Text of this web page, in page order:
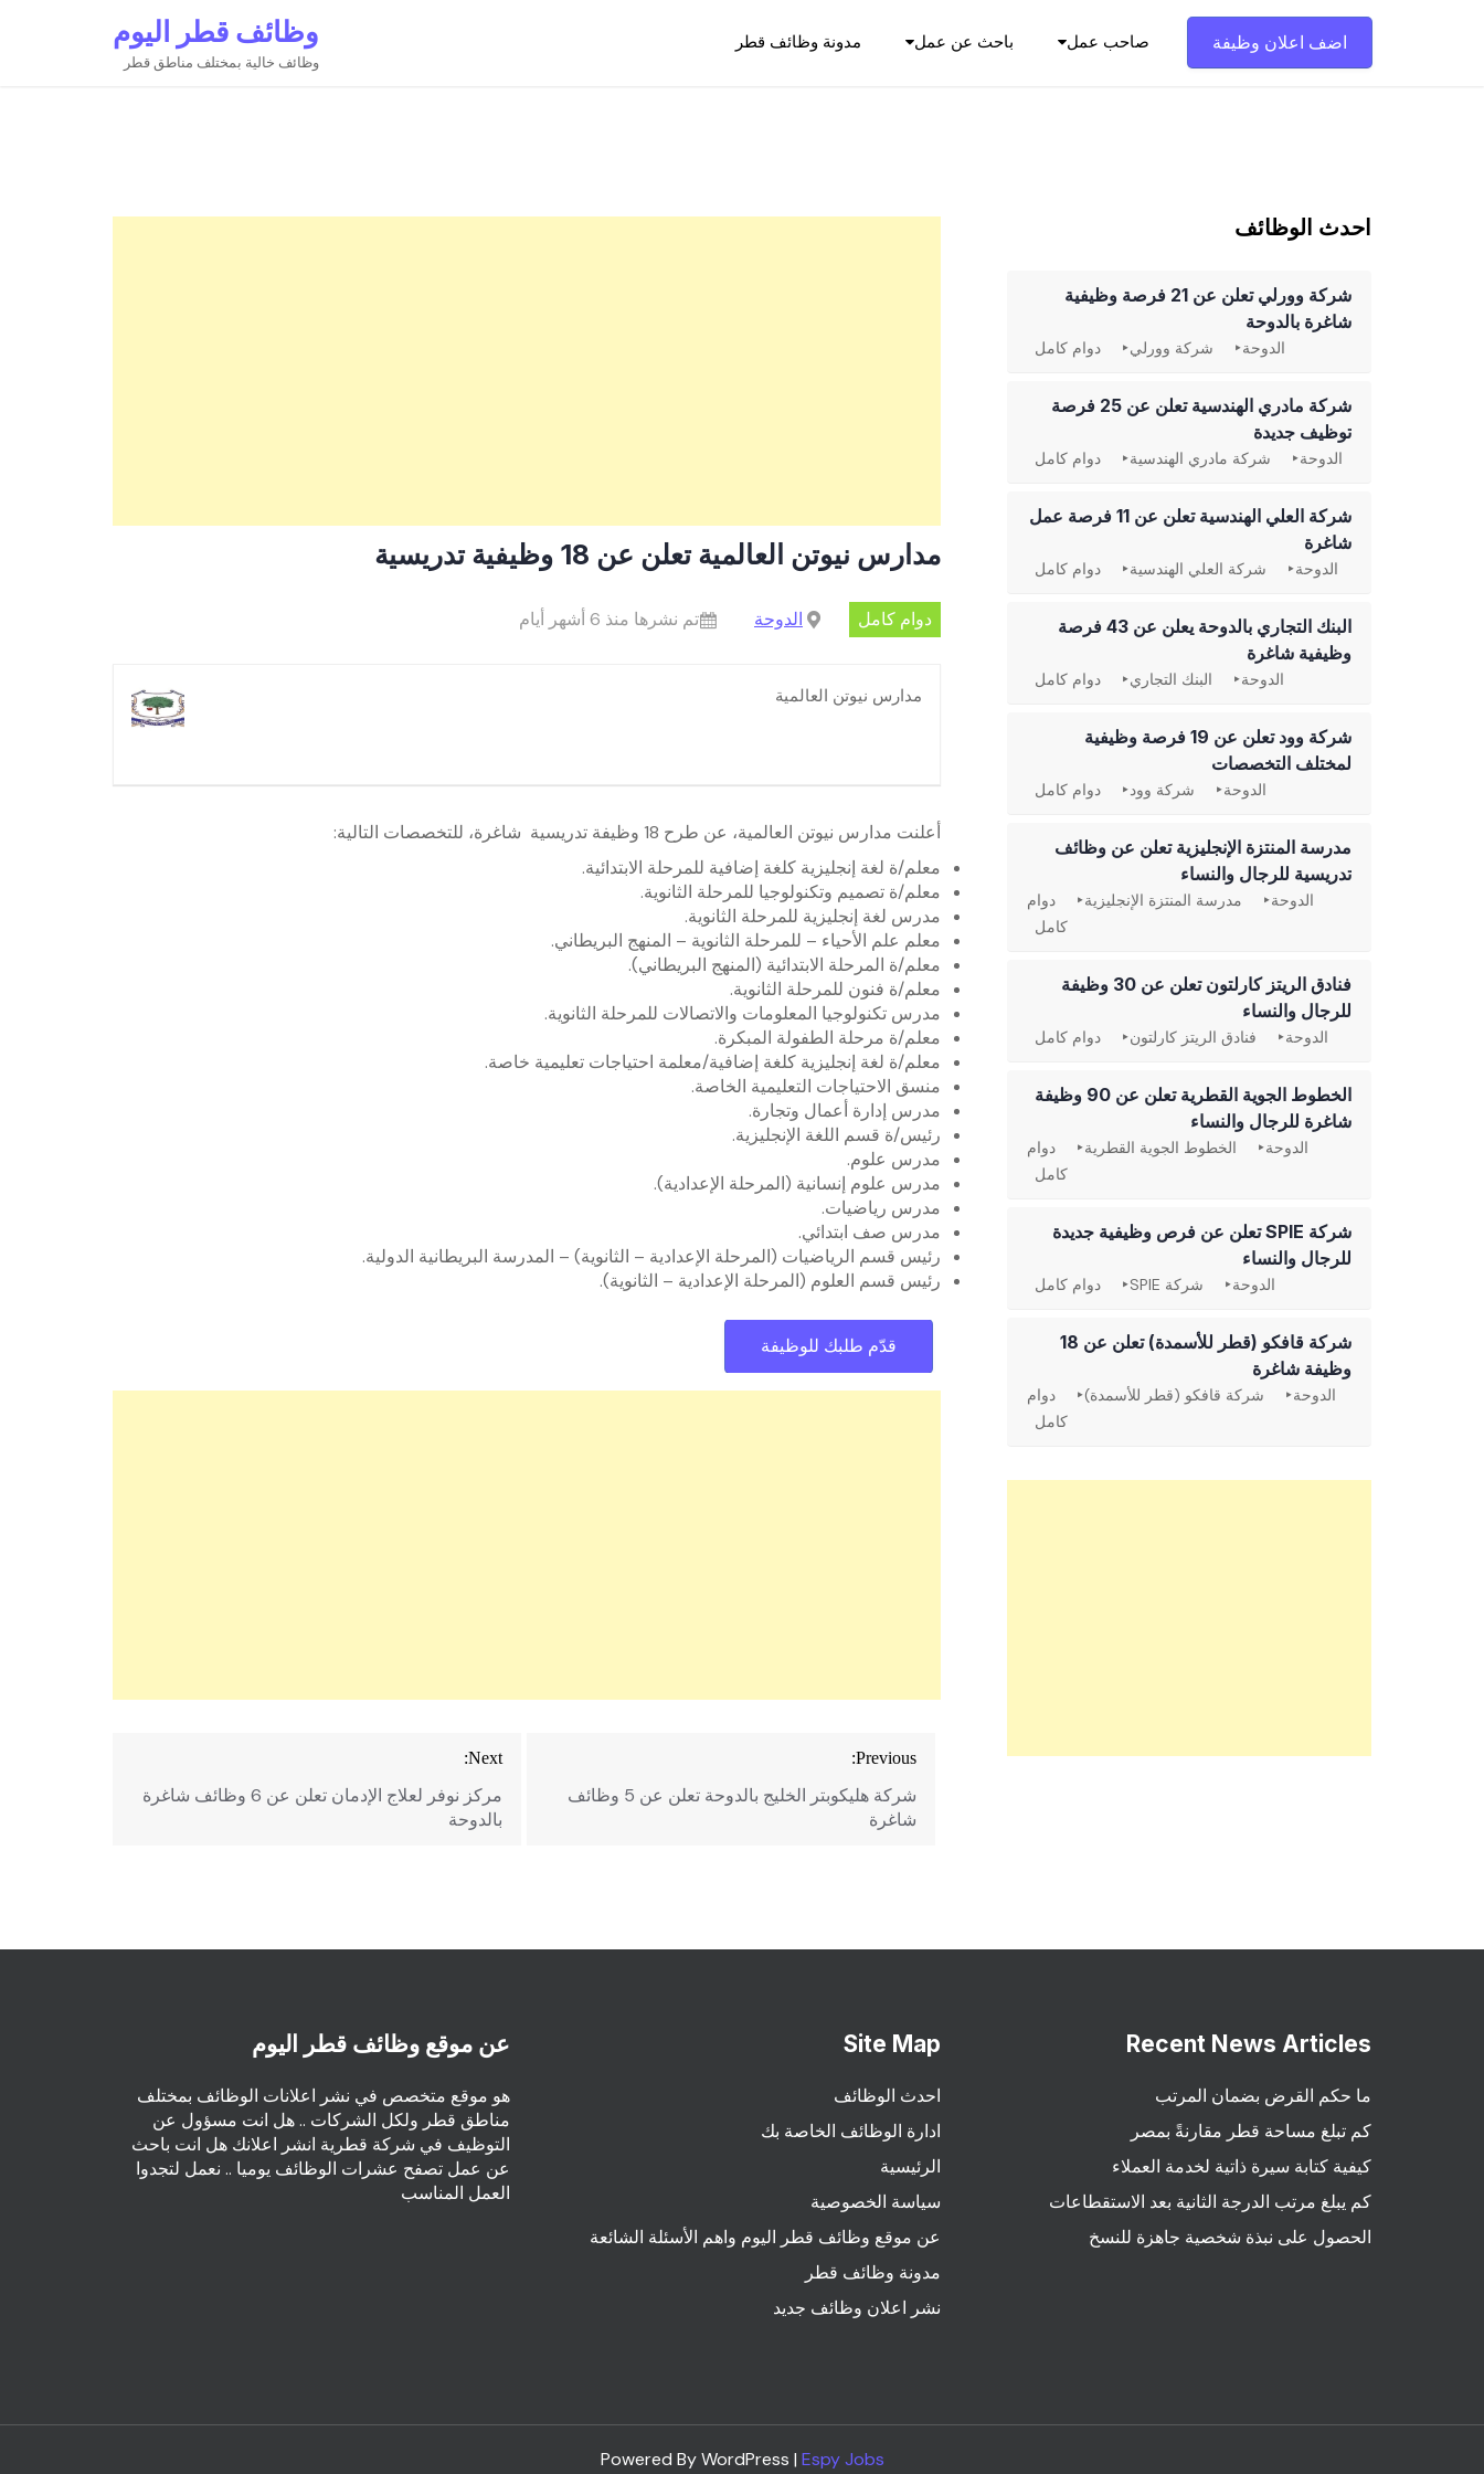
وظائف قطر اليوم
وظائف خالية بمختلف مناطق قطر
مدونة وظائف قطر باحث عن عمل صاحب عمل اضف اعلان وظيفة
مدارس نيوتن العالمية تعلن عن 18 وظيفية تدريسية
دوام كامل الدوحة تم نشرها منذ 6 أشهر أيام
مدارس نيوتن العالمية
أعلنت مدارس نيوتن العالمية، عن طرح 18 وظيفة تدريسية شاغرة، للتخصصات التالية:
معلم/ة لغة إنجليزية كلغة إضافية للمرحلة الابتدائية.
معلم/ة تصميم وتكنولوجيا للمرحلة الثانوية.
مدرس لغة إنجليزية للمرحلة الثانوية.
معلم علم الأحياء – للمرحلة الثانوية – المنهج البريطاني.
معلم/ة المرحلة الابتدائية (المنهج البريطاني).
معلم/ة فنون للمرحلة الثانوية.
مدرس تكنولوجيا المعلومات والاتصالات للمرحلة الثانوية.
معلم/ة مرحلة الطفولة المبكرة.
معلم/ة لغة إنجليزية كلغة إضافية/معلمة احتياجات تعليمية خاصة.
منسق الاحتياجات التعليمية الخاصة.
مدرس إدارة أعمال وتجارة.
رئيس/ة قسم اللغة الإنجليزية.
مدرس علوم.
مدرس علوم إنسانية (المرحلة الإعدادية).
مدرس رياضيات.
مدرس صف ابتدائي.
رئيس قسم الرياضيات (المرحلة الإعدادية – الثانوية) – المدرسة البريطانية الدولية.
رئيس قسم العلوم (المرحلة الإعدادية – الثانوية).
تصفّح
المقالات
Previous:
شركة هليكوبتر الخليج بالدوحة تعلن عن 5 وظائف
شاغرة
Next:
مركز نوفر لعلاج الإدمان تعلن عن 6 وظائف شاغرة
بالدوحة
احدث الوظائف
شركة وورلي تعلن عن 21 فرصة وظيفية
شاغرة بالدوحة
الدوحة شركة وورلي دوام كامل
شركة مادري الهندسية تعلن عن 25 فرصة
توظيف جديدة
الدوحة شركة مادري الهندسية دوام كامل
شركة العلي الهندسية تعلن عن 11 فرصة عمل
شاغرة
الدوحة شركة العلي الهندسية دوام كامل
‏البنك التجاري بالدوحة يعلن عن 43 فرصة
وظيفية شاغرة
الدوحة البنك التجاري دوام كامل
شركة وود تعلن عن 19 فرصة وظيفية
لمختلف التخصصات
الدوحة شركة وود دوام كامل
مدرسة المنتزة الإنجليزية تعلن عن وظائف
تدريسية للرجال والنساء
الدوحة مدرسة المنتزة الإنجليزية
دوام
كامل
فنادق الريتز كارلتون تعلن عن 30 وظيفة
للرجال والنساء
الدوحة فنادق الريتز كارلتون دوام كامل
الخطوط الجوية القطرية تعلن عن 90 وظيفة
شاغرة للرجال والنساء
الدوحة الخطوط الجوية القطرية
دوام
كامل
شركة SPIE تعلن عن فرص وظيفية جديدة
للرجال والنساء
الدوحة شركة SPIE دوام كامل
شركة قافكو (قطر للأسمدة) تعلن عن 18
وظيفة شاغرة
الدوحة شركة قافكو (قطر للأسمدة)
دوام
كامل
عن موقع وظائف قطر اليوم
هو موقع متخصص في نشر اعلانات الوظائف بمختلف
مناطق قطر ولكل الشركات .. هل انت مسؤول عن
التوظيف في شركة قطرية انشر اعلانك هل انت باحث
عن عمل تصفح عشرات الوظائف يوميا .. نعمل لتجدوا
العمل المناسب
Site Map
احدث الوظائف
ادارة الوظائف الخاصة بك
الرئيسية
سياسة الخصوصية
عن موقع وظائف قطر اليوم واهم الأسئلة الشائعة
مدونة وظائف قطر
نشر اعلان وظائف جديد
Recent News Articles
ما حكم القرض بضمان المرتب
كم تبلغ مساحة قطر مقارنةً بمصر
كيفية كتابة سيرة ذاتية لخدمة العملاء
كم يبلغ مرتب الدرجة الثانية بعد الاستقطاعات
الحصول على نبذة شخصية جاهزة للنسخ
Powered By WordPress | Espy Jobs